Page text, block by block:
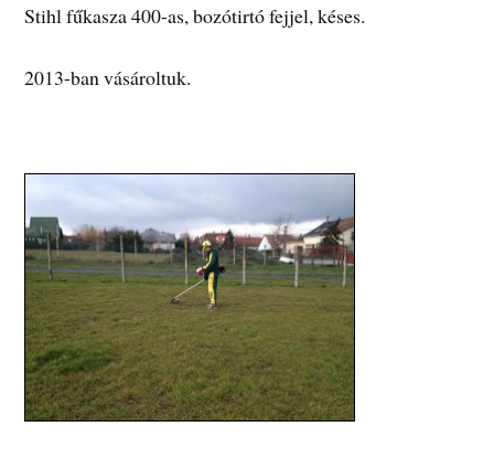
Stihl fűkasza 400-as, bozótirtó fejjel, késes.
2013-ban vásároltuk.